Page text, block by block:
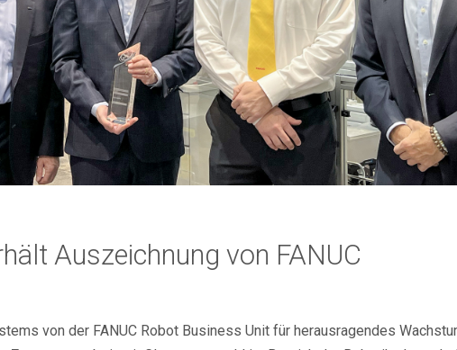
Auszeichnung von FANUC
von der FANUC Robot Business Unit für herausragendes